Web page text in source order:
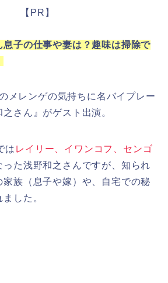
【PR】
子の仕事や妻は？趣味は掃除で
メレンゲの気持ちに名バイプレー
さん』がゲスト出演。
は レイリー、イワンコフ、センゴ
った浅野和之さんですが、知られ
家族（息子や嫁）や、自宅での秘
した。